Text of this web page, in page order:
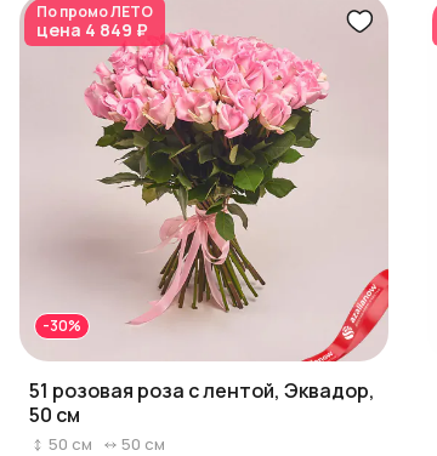
По промоЛЕТО
цена 4 849 ₽
-30%
51 розовая роза с лентой, Эквадор,
50 см
50 см 50 см